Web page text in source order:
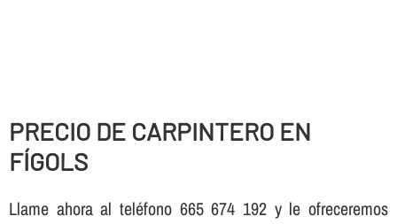
PRECIO DE CARPINTERO EN
FÍGOLS
Llame ahora al teléfono 665 674 192 y le ofreceremos